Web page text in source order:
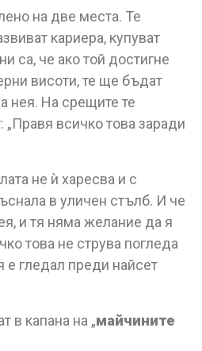
на две места. Те
кариера, купуват
са, че ако той достигне
висоти, те ще бъдат
нея. На срещите те
всичко това заради
не ѝ харесва и с
в уличен стълб. И че
и тя няма желание да я
това не струва погледа
е гледал преди найсет
в капана на „майчините